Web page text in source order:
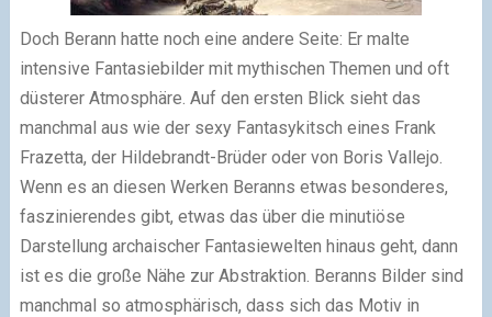
Doch Berann hatte noch eine andere Seite: Er malte
intensive Fantasiebilder mit mythischen Themen und oft
düsterer Atmosphäre. Auf den ersten Blick sieht das
manchmal aus wie der sexy Fantasykitsch eines Frank
Frazetta, der Hildebrandt-Brüder oder von Boris Vallejo.
Wenn es an diesen Werken Beranns etwas besonderes,
faszinierendes gibt, etwas das über die minutiöse
Darstellung archaischer Fantasiewelten hinaus geht, dann
ist es die große Nähe zur Abstraktion. Beranns Bilder sind
manchmal so atmosphärisch, dass sich das Motiv in